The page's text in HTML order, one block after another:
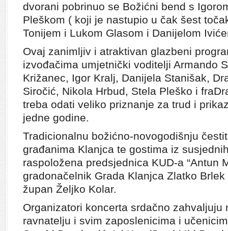
dvorani pobrinuo se Božićni bend s
Pleškom ( koji je nastupio u čak šest
Tonijem i Lukom Glasom i Danijelom
Ovaj zanimljiv i atraktivan glazbeni
izvođačima umjetnički voditelji Armando
Križanec, Igor Kralj, Danijela Stanišak,
Siročić, Nikola Hrbud, Stela Pleško i
treba odati veliko priznanje za trud i
jedne godine.
Tradicionalnu božićno-novogodišnju
građanima Klanjca te gostima iz
raspoložena predsjednica KUD-a “Antun
gradonačelnik Grada Klanjca Zlatko
župan Željko Kolar.
Organizatori koncerta srdačno zahvaljuju
ravnatelju i svim zaposlenicima i